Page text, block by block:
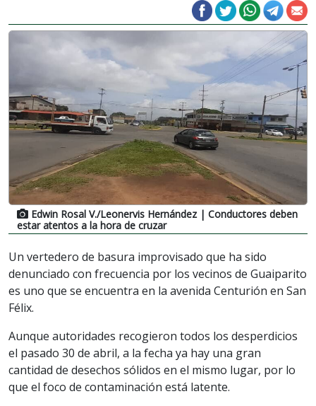
Edwin Rosal V./Leonervis Hernández | Conductores deben
estar atentos a la hora de cruzar
Un vertedero de basura improvisado que ha sido
denunciado con frecuencia por los vecinos de Guaiparito
es uno que se encuentra en la avenida Centurión en San
Félix.
Aunque autoridades recogieron todos los desperdicios
el pasado 30 de abril, a la fecha ya hay una gran
cantidad de desechos sólidos en el mismo lugar, por lo
que el foco de contaminación está latente.